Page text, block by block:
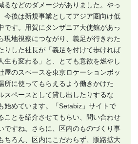
るなどのダメージがありました。やっ
今後は新規事業としてアジア圏向け低
です。用賀にタンザニア大使館があっ
現地視察につながり、義足が行きわた
りした社長が「義足を付けて歩ければ
生も変わる」と、とても意欲を燃やし
屋のスペースを東京ロケーションボッ
所に使ってもらえるよう働きかけた
スペースとして貸し出したりするな
始めています。「Setabiz」サイトで
ことを紹介させてもらい、問い合わせ
ですね。さらに、区内のものづくり事
ちろん、区内にこだわらず、販路拡大